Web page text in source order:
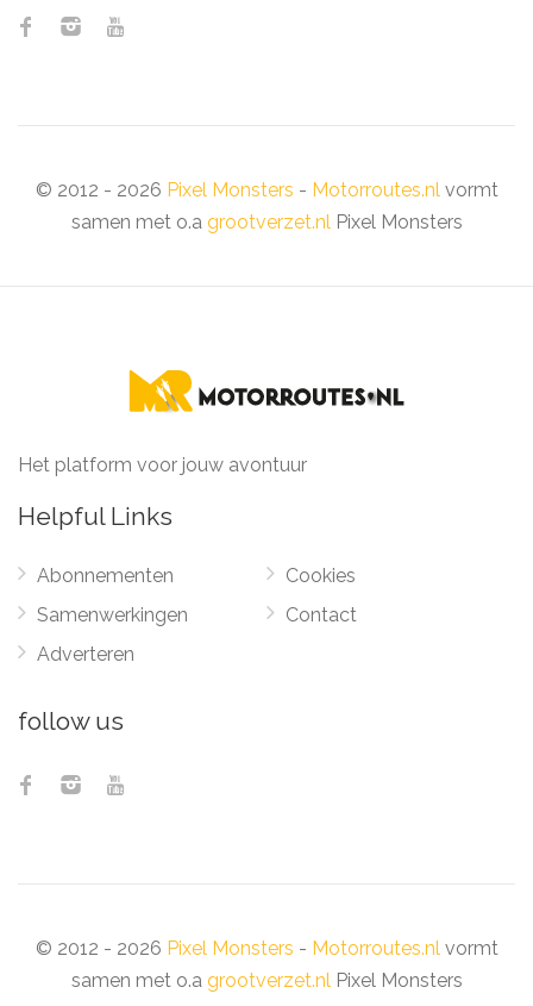
© 2012 - 2026 Pixel Monsters - Motorroutes.nlvormt
samen met o.a grootverzet.nlPixel Monsters
Het platform voor jouw avontuur
Helpful Links
Abonnementen
Samenwerkingen
Adverteren
Cookies
Contact
follow us
© 2012 - 2026 Pixel Monsters - Motorroutes.nlvormt
samen met o.a grootverzet.nlPixel Monsters